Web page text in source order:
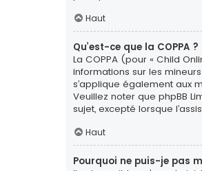
Haut
Qu’est-ce que la COPPA ?
La COPPA (pour « Child
informations sur les
s’applique également aux
Veuillez noter que phpBB
sujet, excepté lorsque
Haut
Pourquoi ne puis-je pas